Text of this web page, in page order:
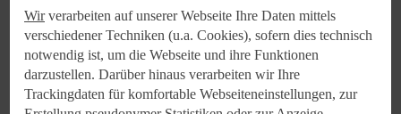
Keine Ergebnisse gefunden.
Bitte die Filtereinstellungen anpassen.
Wirverarbeiten auf unserer Webseite Ihre Daten mittels
verschiedener Techniken (u.a. Cookies), sofern dies technisch
notwendig ist, um die Webseite und ihre Funktionen
darzustellen. Darüber hinaus verarbeiten wir Ihre
Trackingdaten für komfortable Webseiteneinstellungen, zur